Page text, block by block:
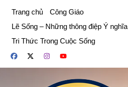
phần
dung
Trang chủ
Công Giáo
Lẽ Sống – Những thông điệp Ý nghĩa
Tri Thức Trong Cuộc Sống